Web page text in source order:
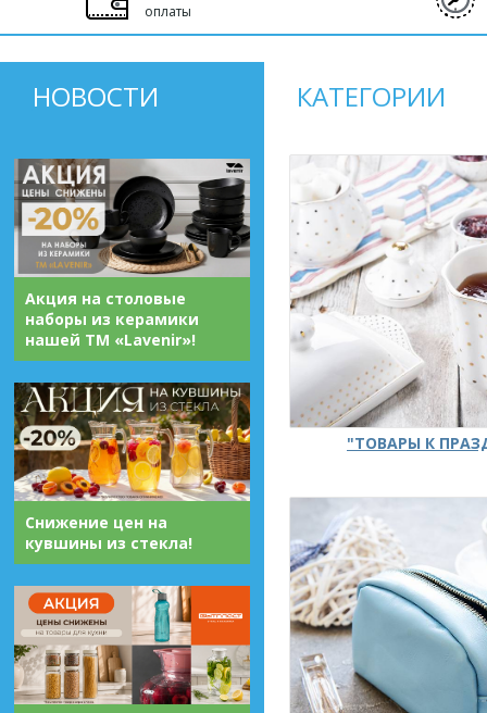
оплаты
НОВОСТИ
Акция на столовые
наборы из керамики
нашей ТМ «Lavenir»!
Снижение цен на
кувшины из стекла!
КАТЕГОРИИ
"ТОВАРЫ К